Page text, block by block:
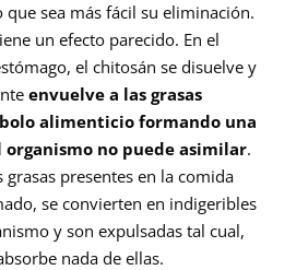
que sea más fácil su eliminación.
un efecto parecido. En el
el chitosán se disuelve y
envuelve a las grasas
alimenticio formando una
organismo no puede asimilar.
grasas presentes en la comida
se convierten en indigeribles
y son expulsadas tal cual,
nada de ellas.